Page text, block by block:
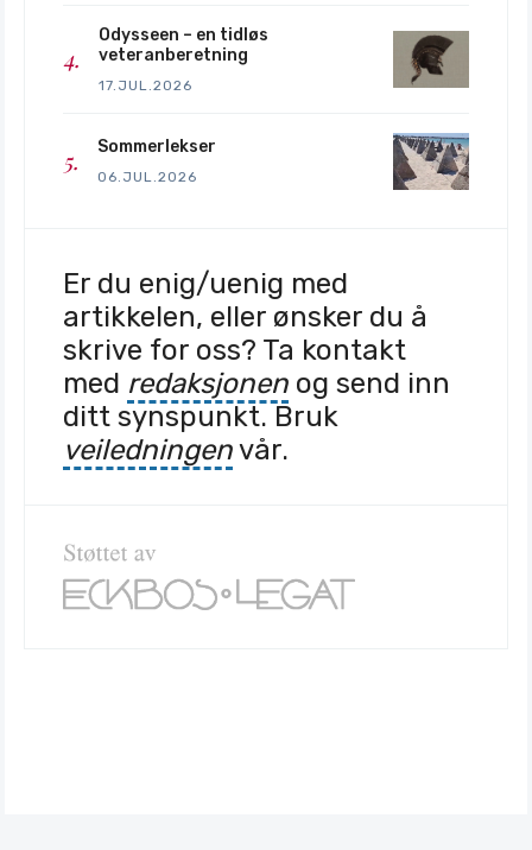
Odysseen – en tidløs
veteranberetning
17.JUL.2026
Sommerlekser
06.JUL.2026
Er du enig/uenig med
artikkelen, eller ønsker du å
skrive for oss? Ta kontakt
med redaksjonen og send inn
ditt synspunkt. Bruk
veiledningenvår.